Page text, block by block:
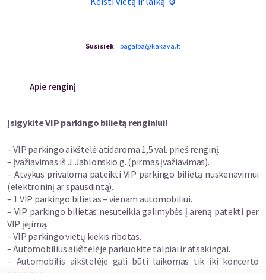
Susisiek pagalba@kakava.lt
Apie renginį
Įsigykite VIP parkingo bilietą renginiui!
– VIP parkingo aikštelė atidaroma 1,5 val. prieš renginį.
– Įvažiavimas iš J. Jablonskio g. (pirmas įvažiavimas).
– Atvykus privaloma pateikti VIP parkingo bilietą nuskenavimui
(elektroninį ar spausdintą).
– 1 VIP parkingo bilietas – vienam automobiliui.
– VIP parkingo bilietas nesuteikia galimybės į areną patekti per
VIP įėjimą.
– VIP parkingo vietų kiekis ribotas.
– Automobilius aikštelėje parkuokite talpiai ir atsakingai.
– Automobilis aikštelėje gali būti laikomas tik iki koncerto
pabaigos.